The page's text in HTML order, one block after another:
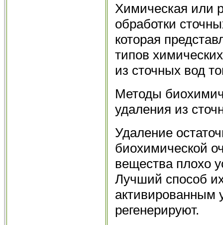
Химическая или
обработки
которая
типов
из сточных вод
Методы
удаления из
Удаление
биохимической
вещества плохо
Лучший способ
активированным
регенерируют.